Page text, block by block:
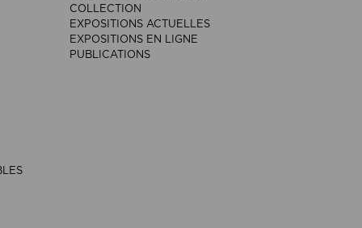
COLLECTION
EXPOSITIONS ACTUELLES
EXPOSITIONS EN LIGNE
PUBLICATIONS